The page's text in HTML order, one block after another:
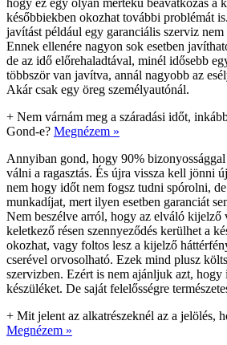
későbbiekben okozhat további problémát
javítást például egy garanciális szerviz
Ennek ellenére nagyon sok esetben
de az idő előrehaladtával, minél idősebb
többször van javítva, annál nagyobb az
Akár csak egy öreg személyautónál.
+ Nem várnám meg a száradási időt,
Gond-e? Megnézem »
Annyiban gond, hogy 90%
válni a ragasztás. És újra vissza kell jönni
nem hogy időt nem fogsz tudni spórolni,
munkadíjat, mert ilyen esetben garanciát
Nem beszélve arról, hogy az elváló kijelző
keletkező résen szennyeződés kerülhet a
okozhat, vagy foltos lesz a kijelző
cserével orvosolható. Ezek mind plusz
szervizben. Ezért is nem ajánljuk azt, hogy
készüléket. De saját felelősségre
+ Mit jelent az alkatrészeknél az a jelölés,
Megnézem »